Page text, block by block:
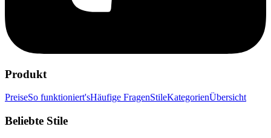
Produkt
PreiseSo funktioniert'sHäufige FragenStileKategorienÜbersicht
Beliebte Stile